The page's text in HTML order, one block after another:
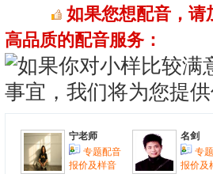
如果您想配音，请
高品质的配音服务：
宁老师
专题配音
报价及样音
名剑
专
报价及